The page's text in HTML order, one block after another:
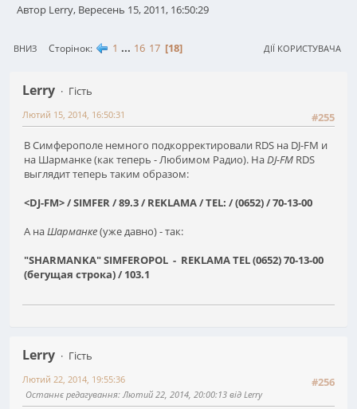
Автор Lerry, Вересень 15, 2011, 16:50:29
ВНИЗ Сторінок 1 ... 16 17 18 ДІЇ КОРИСТУВАЧА
Lerry
Гість
#255
Лютий 15, 2014, 16:50:31
В Симферополе немного подкорректировали RDS на DJ-FM и
на Шарманке (как теперь - Любимом Радио). На DJ-FM RDS
выглядит теперь таким образом:
<DJ-FM> / SIMFER / 89.3 / REKLAMA / TEL: / (0652) / 70-13-00
А наШарманке(уже давно) - так:
"SHARMANKA" SIMFEROPOL - REKLAMA TEL (0652) 70-13-00
(бегущая строка) / 103.1
Lerry
Гість
#256
Лютий 22, 2014, 19:55:36
Останнє редагування: Лютий 22, 2014, 20:00:13 від Lerry